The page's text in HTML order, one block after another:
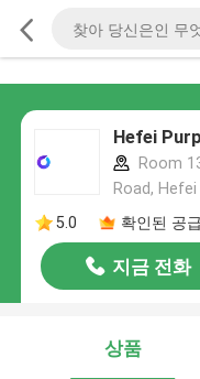
Hefei
Room
Road,
5.0
확인된 공
지금 전화
상품